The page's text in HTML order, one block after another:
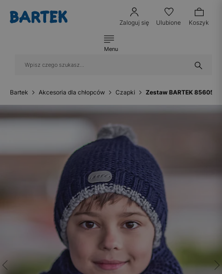
Zaloguj się Ulubione Koszyk
Menu
Bartek Akcesoria dla chłopców Czapki Zestaw BARTEK 85605-